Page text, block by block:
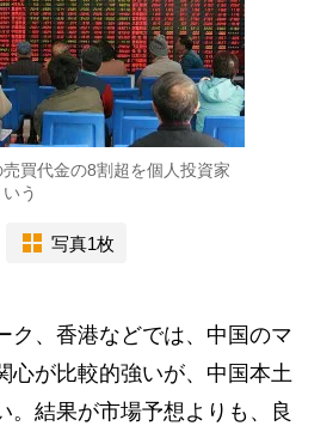
買代金の8割超を個人投資家
う
写真1枚
、香港などでは、中国のマ
心が比較的強いが、中国本土
。結果が市場予想よりも、良